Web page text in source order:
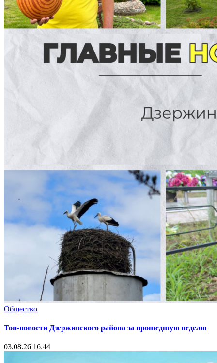
Общество
Топ-новости Дзержинского района за прошедшую неделю
03.08.26 16:44